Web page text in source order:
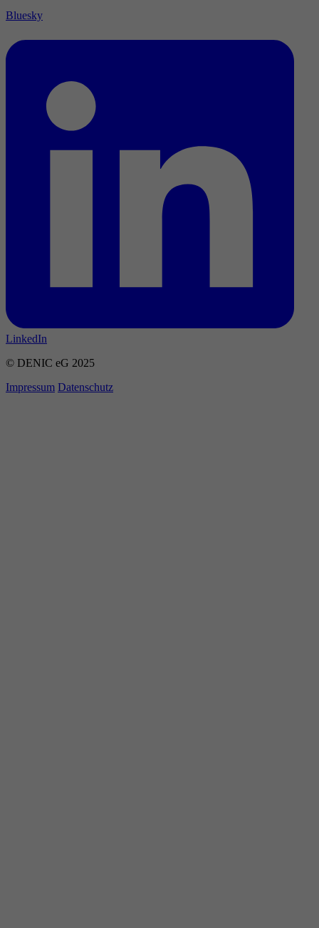
Bluesky
LinkedIn
© DENIC eG 2025
Impressum Datenschutz